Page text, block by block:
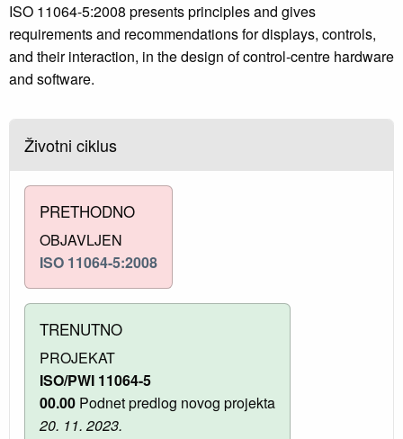
ISO 11064-5:2008 presents principles and gives
requirements and recommendations for displays, controls,
and their interaction, in the design of control-centre hardware
and software.
Životni ciklus
PRETHODNO
OBJAVLJEN
ISO 11064-5:2008
TRENUTNO
PROJEKAT
ISO/PWI 11064-5
00.00 Podnet predlog novog projekta
20. 11. 2023.